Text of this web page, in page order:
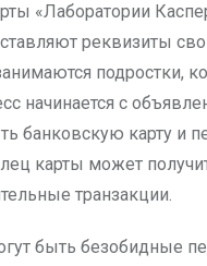
«Лаборатории
реквизиты
подростки,
начинается с
банковскую карту и
карты может
транзакции.
быть безобидные